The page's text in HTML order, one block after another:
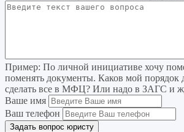
Пример: По личной инициативе хочу
поменять документы. Каков мой порядок
сделать все в МФЦ? Или надо в ЗАГС и
Ваше имя
Ваш телефон